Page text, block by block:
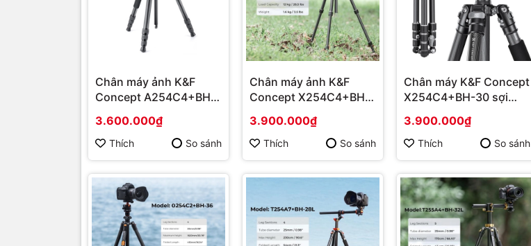
Chân máy ảnh K&F
Concept A254C4+BH-
3.600.000₫
Thích So sánh
Chân máy ảnh K&F
Concept X254C4+BH-
(KF09.116)
3.900.000₫
Thích So sánh
Chân máy K&F Concept
X254C4+BH-30 sợi
3.900.000₫
Thích So sánh